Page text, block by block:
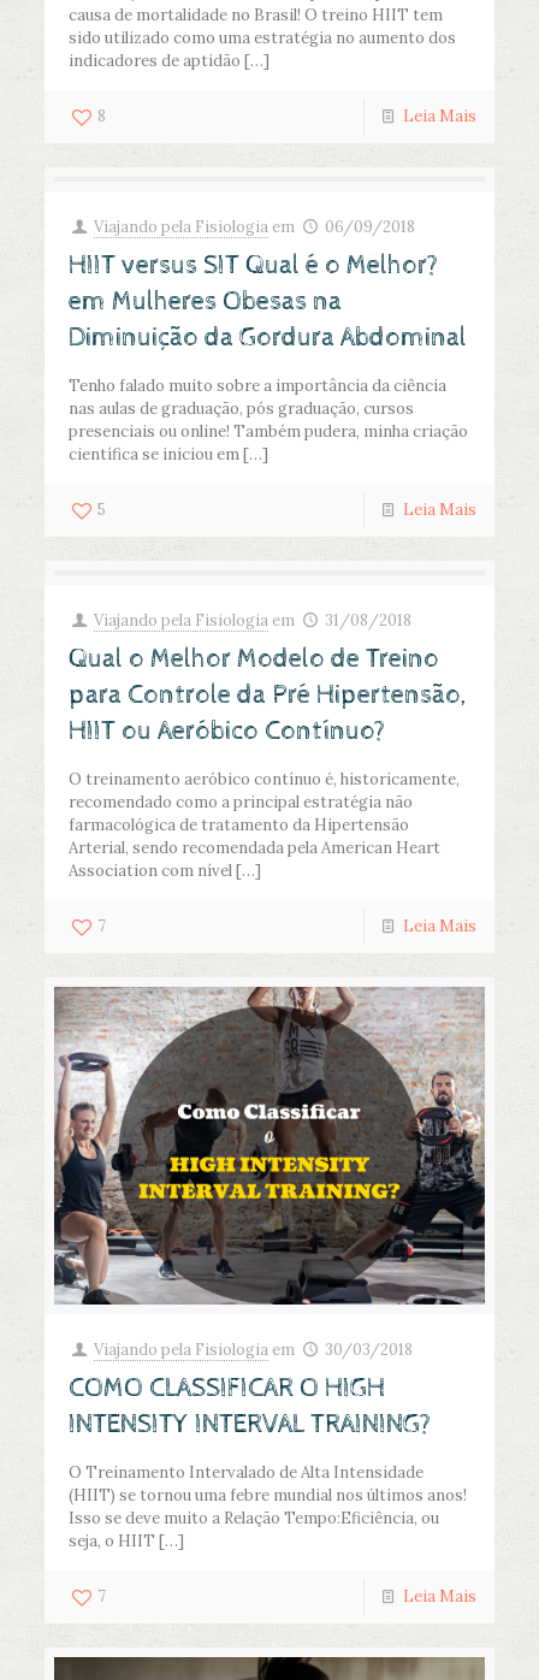
causa de mortalidade no Brasil! O treino HIIT tem
sido utilizado como uma estratégia no aumento dos
indicadores de aptidão […]
8 Leia Mais
Viajando pela Fisiologia em 06/09/2018
HIIT versus SIT Qual é o Melhor?
em Mulheres Obesas na
Diminuição da Gordura Abdominal
Tenho falado muito sobre a importância da ciência
nas aulas de graduação, pós graduação, cursos
presenciais ou online! Também pudera, minha criação
científica se iniciou em[…]
5 Leia Mais
Viajando pela Fisiologia em 31/08/2018
Qual o Melhor Modelo de Treino
para Controle da Pré Hipertensão,
HIIT ou Aeróbico Contínuo?
O treinamento aeróbico contínuo é, historicamente,
recomendado como a principal estratégia não
farmacológica de tratamento da Hipertensão
Arterial, sendo recomendada pela American Heart
Association com nível[…]
7 Leia Mais
Viajando pela Fisiologia em 30/03/2018
COMO CLASSIFICAR O HIGH
INTENSITY INTERVAL TRAINING?
O Treinamento Intervalado de Alta Intensidade
(HIIT) se tornou uma febre mundial nos últimos anos!
Isso se deve muito a Relação Tempo:Eficiência, ou
seja, o HIIT […]
7 Leia Mais